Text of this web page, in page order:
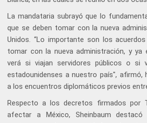
La mandataria subrayó que lo
que se deben tomar con la nueva
Unidos. “Lo importante son los
tomar con la nueva administración, y ya
verá si viajan servidores públicos o si
estadounidenses a nuestro país", afirmó,
a los encuentros diplomáticos previos
Respecto a los decretos firmados por
afectar a México, Sheinbaum